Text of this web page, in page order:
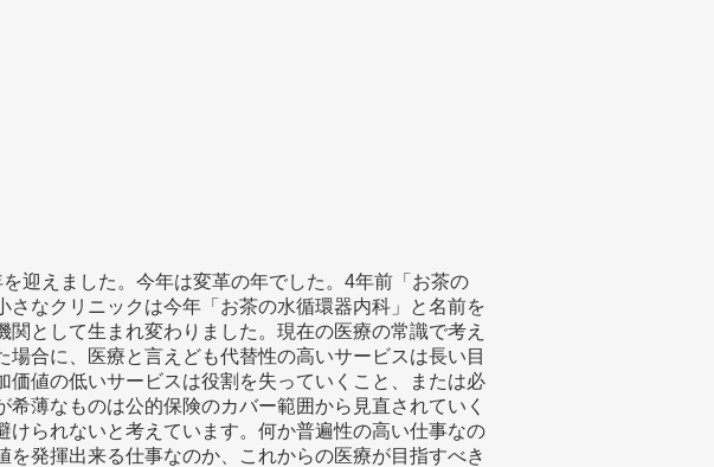
迎えました。今年は変革の年でした。4年前「お茶の
さなクリニックは今年「お茶の水循環器内科」と名前を
関として生まれ変わりました。現在の医療の常識で考え
場合に、医療と言えども代替性の高いサービスは長い目
価値の低いサービスは役割を失っていくこと、または必
薄なものは公的保険のカバー範囲から見直されていく
けられないと考えています。何か普遍性の高い仕事なの
を発揮出来る仕事なのか、これからの医療が目指すべき